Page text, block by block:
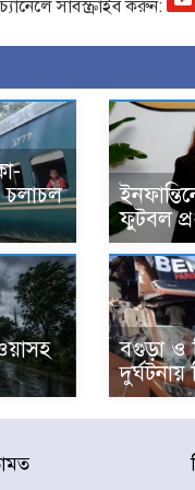
সাবস্ক্রাইব করুন:
চলাচল
ফুটবল
বগুড়া ও